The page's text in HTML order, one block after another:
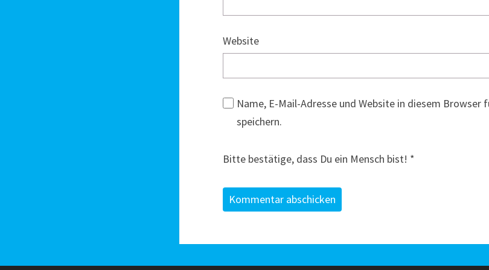
Website
Name, E-Mail-Adresse und Website in diesem
speichern.
Bitte bestätige, dass Du ein Mensch bist! *